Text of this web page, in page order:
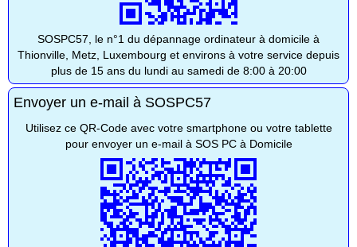
SOSPC57, le n°1 du dépannage ordinateur à domicile à
Thionville, Metz, Luxembourg et environs à votre service depuis
plus de 15 ans du lundi au samedi de 8:00 à 20:00
Envoyer un e-mail à SOSPC57
Utilisez ce QR-Code avec votre smartphone ou votre tablette
pour envoyer un e-mail à SOS PC à Domicile